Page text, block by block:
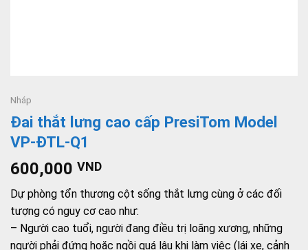
Nháp
Đai thắt lưng cao cấp PresiTom Model
VP-ĐTL-Q1
600,000 VND
Dự phòng tổn thương cột sống thắt lưng cùng ở các đối
tượng có nguy cơ cao như:
– Người cao tuổi, người đang điều trị loãng xương, những
người phải đứng hoặc ngồi quá lâu khi làm việc (lái xe, cảnh